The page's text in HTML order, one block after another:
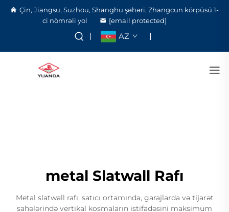
Çin, Jiangsu, Suzhou, Shanghu şəhəri, Zhangcun körpüsü 1-
ci nömrəli yol
[email protected]
AZ
metal Slatwall Rafı
Metal slatwall rafı, satıcı ortamında, garajlarda və tijarət
sahələrində vertikal kosmaların istifadəsini maksimum